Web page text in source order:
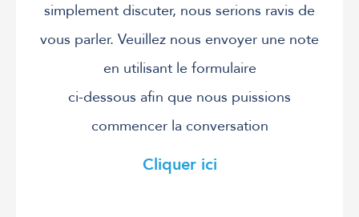
simplement discuter, nous serions ravis de
vous parler. Veuillez nous envoyer une note
en utilisant le formulaire
ci-dessous afin que nous puissions
commencer la conversation
Cliquer ici